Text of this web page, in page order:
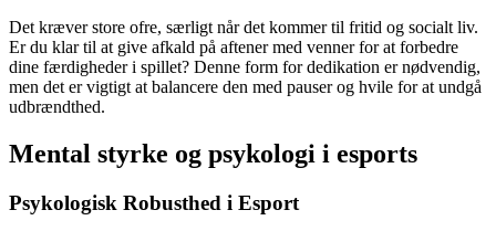
Det kræver store ofre, særligt når det kommer til fritid og socialt liv.
Er du klar til at give afkald på aftener med venner for at forbedre
dine færdigheder i spillet? Denne form for dedikation er nødvendig,
men det er vigtigt at balancere den med pauser og hvile for at undgå
udbrændthed.
Mental styrke og psykologi i esports
Psykologisk Robusthed i Esport